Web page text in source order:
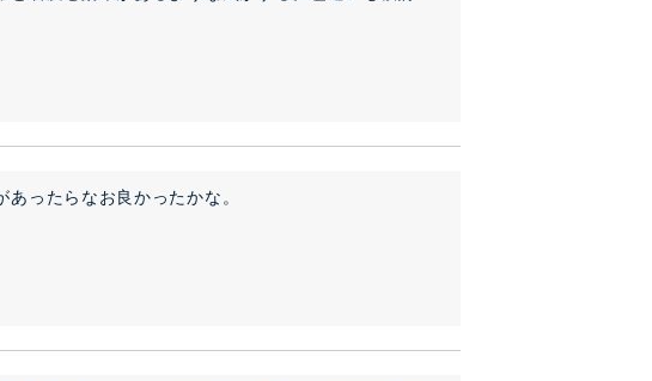
ったらなお良かったかな。